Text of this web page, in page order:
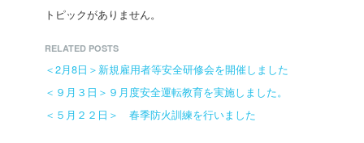
トピックがありません。
RELATED POSTS
＜2月8日＞新規雇用者等安全研修会を開催しました
＜９月３日＞９月度安全運転教育を実施しました。
＜５月２２日＞ 春季防火訓練を行いました